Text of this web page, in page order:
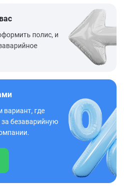
полис, и
вариант, где
безаварийную